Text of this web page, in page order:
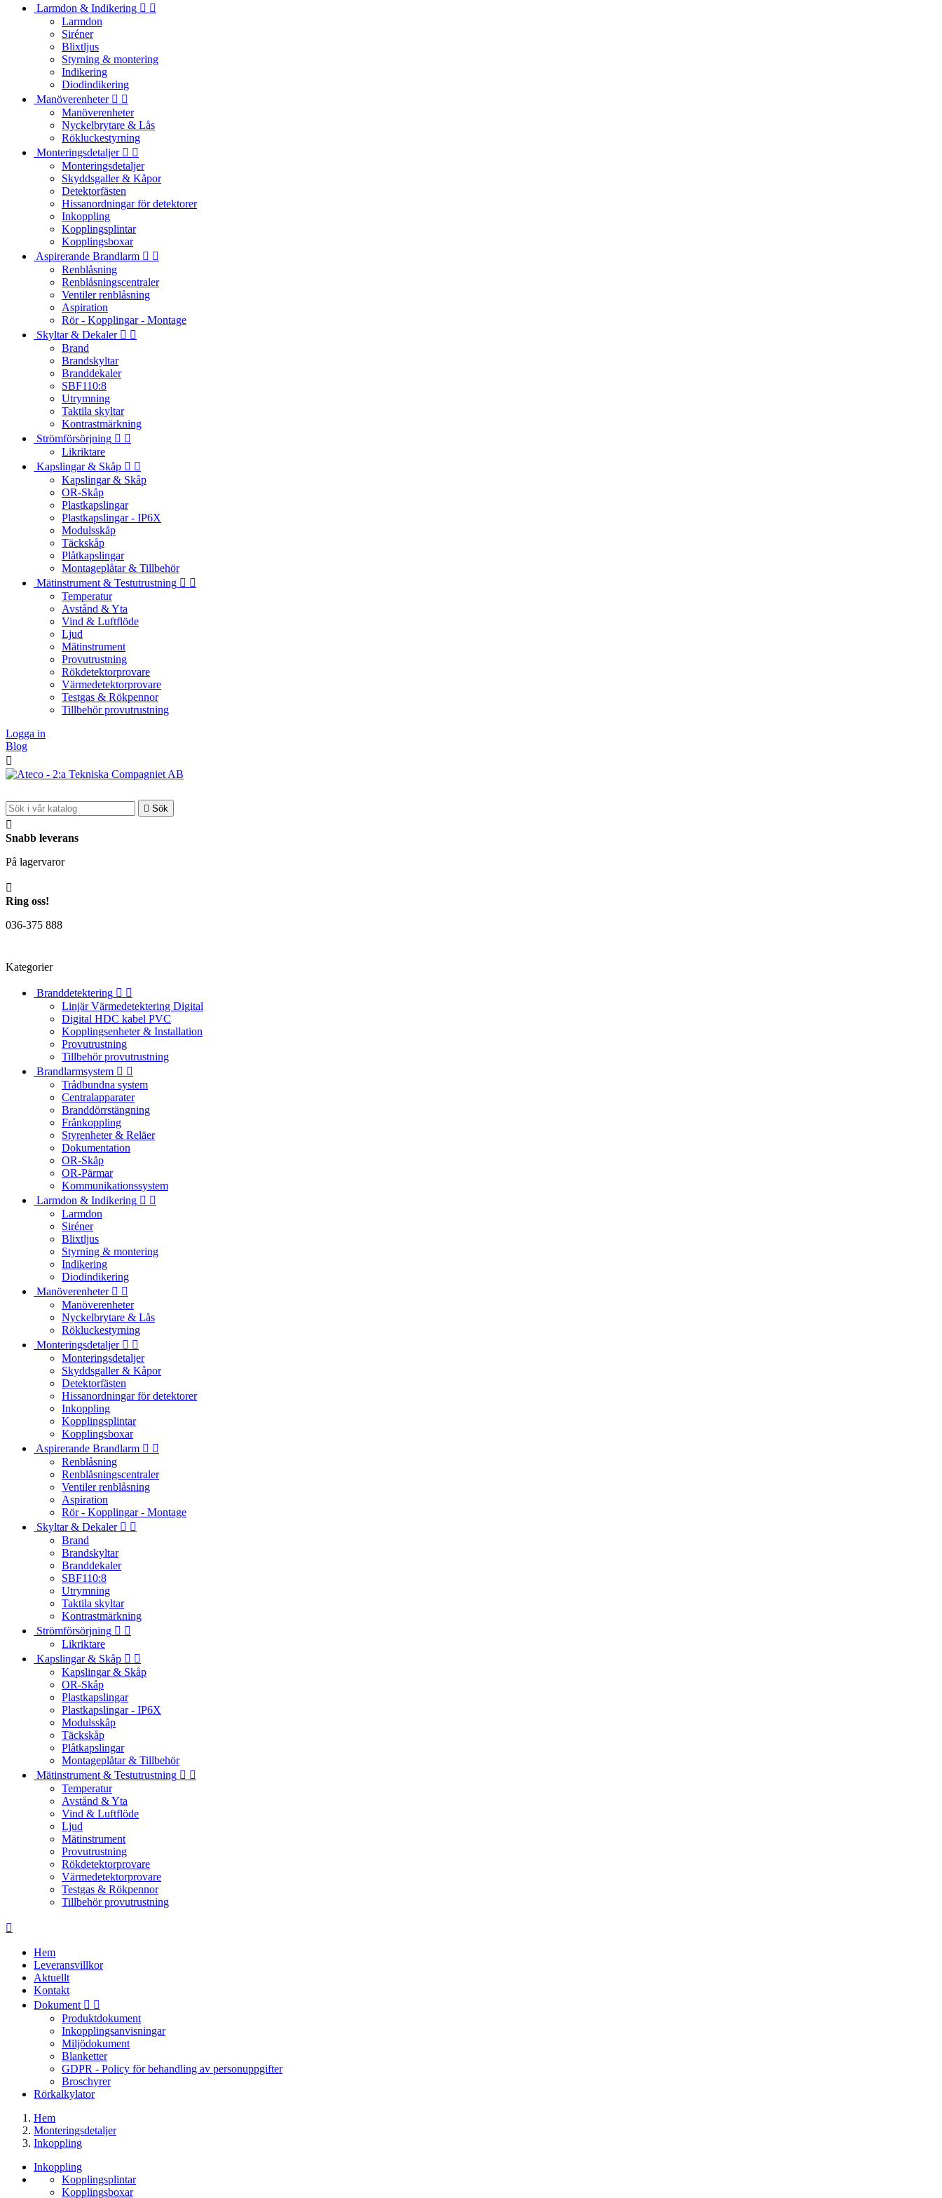
Larmdon & Indikering  
Larmdon
Siréner
Blixtljus
Styrning & montering
Indikering
Diodindikering
Manöverenheter  
Manöverenheter
Nyckelbrytare & Lås
Rökluckestyrning
Monteringsdetaljer  
Monteringsdetaljer
Skyddsgaller & Kåpor
Detektorfästen
Hissanordningar för detektorer
Inkoppling
Kopplingsplintar
Kopplingsboxar
Aspirerande Brandlarm  
Renblåsning
Renblåsningscentraler
Ventiler renblåsning
Aspiration
Rör - Kopplingar - Montage
Skyltar & Dekaler  
Brand
Brandskyltar
Branddekaler
SBF110:8
Utrymning
Taktila skyltar
Kontrastmärkning
Strömförsörjning  
Likriktare
Kapslingar & Skåp  
Kapslingar & Skåp
OR-Skåp
Plastkapslingar
Plastkapslingar - IP6X
Modulsskåp
Täckskåp
Plåtkapslingar
Montageplåtar & Tillbehör
Mätinstrument & Testutrustning  
Temperatur
Avstånd & Yta
Vind & Luftflöde
Ljud
Mätinstrument
Provutrustning
Rökdetektorprovare
Värmedetektorprovare
Testgas & Rökpennor
Tillbehör provutrustning
Logga in
Blog

 Sök

Snabb leverans
På lagervaror

Ring oss!
036-375 888
Kategorier
Branddetektering  
Linjär Värmedetektering Digital
Digital HDC kabel PVC
Kopplingsenheter & Installation
Provutrustning
Tillbehör provutrustning
Brandlarmsystem  
Trådbundna system
Centralapparater
Branddörrstängning
Frånkoppling
Styrenheter & Reläer
Dokumentation
OR-Skåp
OR-Pärmar
Kommunikationssystem
Larmdon & Indikering  
Larmdon
Siréner
Blixtljus
Styrning & montering
Indikering
Diodindikering
Manöverenheter  
Manöverenheter
Nyckelbrytare & Lås
Rökluckestyrning
Monteringsdetaljer  
Monteringsdetaljer
Skyddsgaller & Kåpor
Detektorfästen
Hissanordningar för detektorer
Inkoppling
Kopplingsplintar
Kopplingsboxar
Aspirerande Brandlarm  
Renblåsning
Renblåsningscentraler
Ventiler renblåsning
Aspiration
Rör - Kopplingar - Montage
Skyltar & Dekaler  
Brand
Brandskyltar
Branddekaler
SBF110:8
Utrymning
Taktila skyltar
Kontrastmärkning
Strömförsörjning  
Likriktare
Kapslingar & Skåp  
Kapslingar & Skåp
OR-Skåp
Plastkapslingar
Plastkapslingar - IP6X
Modulsskåp
Täckskåp
Plåtkapslingar
Montageplåtar & Tillbehör
Mätinstrument & Testutrustning  
Temperatur
Avstånd & Yta
Vind & Luftflöde
Ljud
Mätinstrument
Provutrustning
Rökdetektorprovare
Värmedetektorprovare
Testgas & Rökpennor
Tillbehör provutrustning

Hem
Leveransvillkor
Aktuellt
Kontakt
Dokument  
Produktdokument
Inkopplingsanvisningar
Miljödokument
Blanketter
GDPR - Policy för behandling av personuppgifter
Broschyrer
Rörkalkylator
Hem
Monteringsdetaljer
Inkoppling
Inkoppling
Kopplingsplintar
Kopplingsboxar